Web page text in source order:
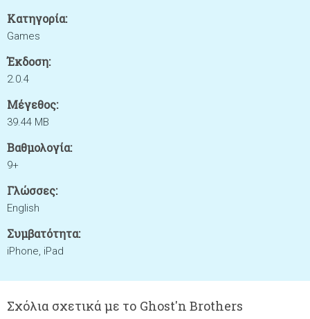
Κατηγορία:
Games
Έκδοση:
2.0.4
Μέγεθος:
39.44 MB
Βαθμολογία:
9+
Γλώσσες:
English
Συμβατότητα:
iPhone, iPad
Σχόλια σχετικά με το Ghost'n Brothers